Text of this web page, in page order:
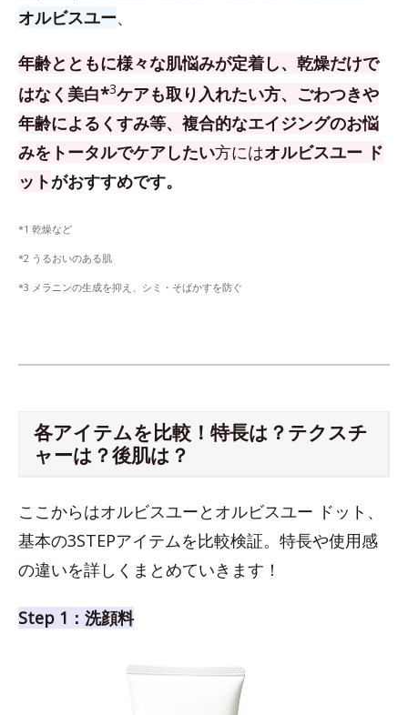
オルビスユー、
年齢とともに様々な肌悩みが定着し、乾燥だけで
はなく美白*3ケアも取り入れたい方、 ごわつきや
年齢によるくすみ等、複合的なエイジングのお悩
みをトータルでケアしたい方にはオルビスユー ド
ットがおすすめです。
*1 乾燥など
*2 うるおいのある肌
*3 メラニンの生成を抑え、シミ・そばかすを防ぐ
各アイテムを比較！特長は？テクスチ
ャーは？後肌は？
ここからはオルビスユーとオルビスユー ドット、
基本の3STEPアイテムを比較検証。特長や使用感
の違いを詳しくまとめていきます！
Step 1：洗顔料